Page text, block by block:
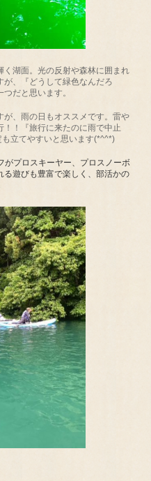
湖面。光の反射や森林に囲まれ
、『どうして緑色なんだろ
だと思います。
が、雨の日もオススメです。雷や
！『旅行に来たのに雨で中止
立てやすいと思います(*^^*)
がプロスキーヤー、プロスノーボ
る遊びも豊富で楽しく、部活かの